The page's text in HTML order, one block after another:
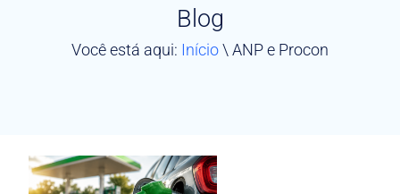
Blog
Você está aqui: Início\ ANP e Procon